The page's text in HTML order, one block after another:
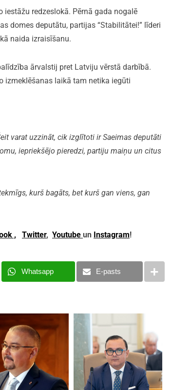
redzeslokā. Pērnā gada nogalē
domes deputātu, partijas “Stabilitātei!” līderi
naida izraisīšanu.
ārvalstij pret Latviju vērstā darbībā.
izmeklēšanas laikā tam netika iegūti
varat uzzināt, cik izglītoti ir Saeimas deputāti
iepriekšējo pieredzi, partiju maiņu un citus
kurš bagāts, bet kurš gan viens, gan
, Twitter, Youtube un Instagram!
Whatsapp E-pasts